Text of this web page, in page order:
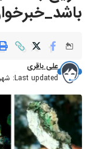
Last updated: شهریور ۲۱, ۱۴۰۴ ۱۱:۲۳ ق٫ظ
علی باقری